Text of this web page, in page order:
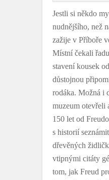
Jestli si někdo
nudnějšího, než
zažije v Příboře
Místní čekali
stavení kousek
důstojnou
rodáka. Možná i
muzeum otevřeli
150 let od
s historií
dřevěných
vtipnými citáty
tom, jak Freud